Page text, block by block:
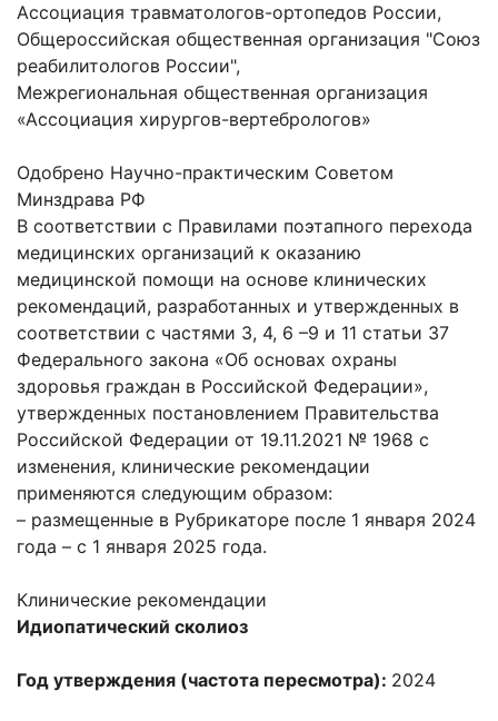
Ассоциация травматологов-ортопедов России,
Общероссийская общественная организация "Союз
реабилитологов России",
Межрегиональная общественная организация
«Ассоциация хирургов-вертебрологов»
Одобрено Научно-практическим Советом
Минздрава РФ
В соответствии с Правилами поэтапного перехода
медицинских организаций к оказанию
медицинской помощи на основе клинических
рекомендаций, разработанных и утвержденных в
соответствии с частями 3, 4, 6 –9 и 11 статьи 37
Федерального закона «Об основах охраны
здоровья граждан в Российской Федерации»,
утвержденных постановлением Правительства
Российской Федерации от 19.11.2021 № 1968 с
изменения, клинические рекомендации
применяются следующим образом:
– размещенные в Рубрикаторе после 1 января 2024
года – с 1 января 2025 года.
Клинические рекомендации
Идиопатический сколиоз
Год утверждения (частота пересмотра): 2024